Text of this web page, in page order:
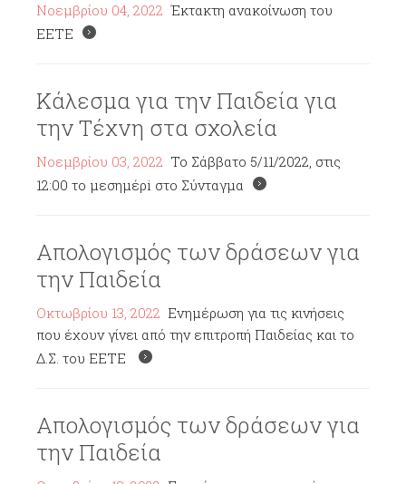
Νοεμβρίου 04, 2022 Έκτακτη ανακοίνωση του
ΕΕΤΕ
Κάλεσμα για την Παιδεία για
την Τέχνη στα σχολεία
Νοεμβρίου 03, 2022 To Σάββατο 5/11/2022, στις
12:00 το μεσημέρi στο Σύνταγμα
Απολογισμός των δράσεων για
την Παιδεία
Οκτωβρίου 13, 2022 Ενημέρωση για τις κινήσεις
που έχουν γίνει από την επιτροπή Παιδείας και το
Δ.Σ. του ΕΕΤΕ
Απολογισμός των δράσεων για
την Παιδεία